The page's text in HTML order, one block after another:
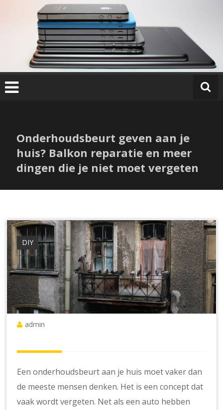
Onderhoudsbeurt geven aan je
huis? Balkon reparatie en meer
dingen die je niet moet vergeten
DIY
admin
Een onderhoudsbeurt aan je huis moet vaker dan
de meeste mensen denken. Het is een concept dat
vaak wordt vergeten. Net als een auto hebben